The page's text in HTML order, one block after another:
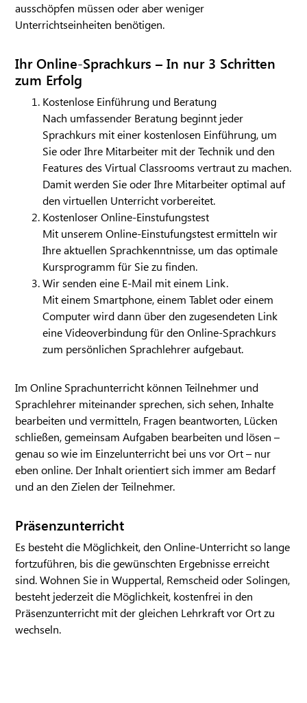
ausschöpfen müssen oder aber weniger
Unterrichtseinheiten benötigen.
Ihr Online-Sprachkurs – In nur 3 Schritten
zum Erfolg
Kostenlose Einführung und Beratung
Nach umfassender Beratung beginnt jeder
Sprachkurs mit einer kostenlosen Einführung, um
Sie oder Ihre Mitarbeiter mit der Technik und den
Features des Virtual Classrooms vertraut zu machen.
Damit werden Sie oder Ihre Mitarbeiter optimal auf
den virtuellen Unterricht vorbereitet.
Kostenloser Online-Einstufungstest
Mit unserem Online-Einstufungstest ermitteln wir
Ihre aktuellen Sprachkenntnisse, um das optimale
Kursprogramm für Sie zu finden.
Wir senden eine E-Mail mit einem Link.
Mit einem Smartphone, einem Tablet oder einem
Computer wird dann über den zugesendeten Link
eine Videoverbindung für den Online-Sprachkurs
zum persönlichen Sprachlehrer aufgebaut.
Im Online Sprachunterricht können Teilnehmer und
Sprachlehrer miteinander sprechen, sich sehen, Inhalte
bearbeiten und vermitteln, Fragen beantworten, Lücken
schließen, gemeinsam Aufgaben bearbeiten und lösen –
genau so wie im Einzelunterricht bei uns vor Ort – nur
eben online. Der Inhalt orientiert sich immer am Bedarf
und an den Zielen der Teilnehmer.
Präsenzunterricht
Es besteht die Möglichkeit, den Online-Unterricht so lange
fortzuführen, bis die gewünschten Ergebnisse erreicht
sind. Wohnen Sie in Wuppertal, Remscheid oder Solingen,
besteht jederzeit die Möglichkeit, kostenfrei in den
Präsenzunterricht mit der gleichen Lehrkraft vor Ort zu
wechseln.